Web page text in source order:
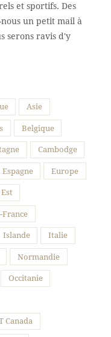
et sportifs. Des
nous un petit mail à
serons ravis d'y
Asie
Belgique
Cambodge
Espagne Europe
France
Islande Italie
Normandie
Occitanie
Canada